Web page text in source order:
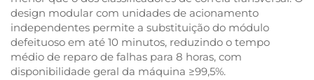
design modular com unidades de acionamento
independentes permite a substituição do módulo
defeituoso em até 10 minutos, reduzindo o tempo
médio de reparo de falhas para 8 horas, com
disponibilidade geral da máquina ≥99,5%.